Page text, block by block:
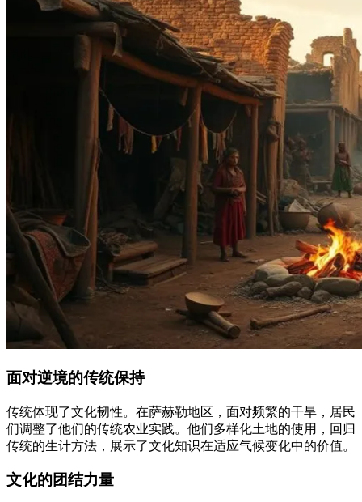
面对逆境的传统保持
传统体现了文化韧性。在萨赫勒地区，面对频繁的干旱，居民
们调整了他们的传统农业实践。他们多样化土地的使用，回归
传统的生计方法，展示了文化知识在适应气候变化中的价值。
文化的团结力量